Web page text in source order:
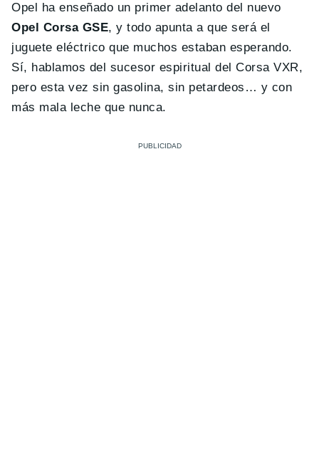
Opel ha enseñado un primer adelanto del nuevo
Opel Corsa GSE, y todo apunta a que será el
juguete eléctrico que muchos estaban esperando.
Sí, hablamos del sucesor espiritual del Corsa VXR,
pero esta vez sin gasolina, sin petardeos… y con
más mala leche que nunca.